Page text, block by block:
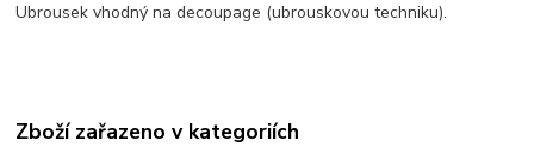
Ubrousek vhodný na decoupage (ubrouskovou techniku).
Zboží zařazeno v kategoriích